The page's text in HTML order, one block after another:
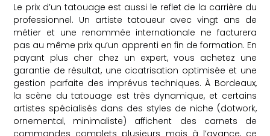
Le prix d’un tatouage est aussi le reflet de la carrière du
professionnel. Un artiste tatoueur avec vingt ans de
métier et une renommée internationale ne facturera
pas au même prix qu’un apprenti en fin de formation. En
payant plus cher chez un expert, vous achetez une
garantie de résultat, une cicatrisation optimisée et une
gestion parfaite des imprévus techniques. À Bordeaux,
la scène du tatouage est très dynamique, et certains
artistes spécialisés dans des styles de niche (dotwork,
ornemental, minimaliste) affichent des carnets de
commandes complets plusieurs mois à l’avance, ce